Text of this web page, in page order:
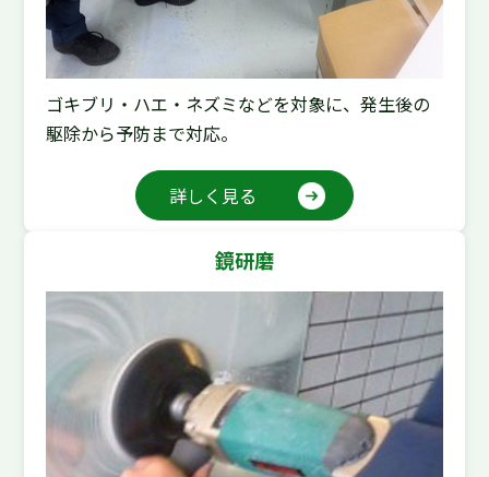
ゴキブリ・ハエ・ネズミなどを対象に、発生後の
駆除から予防まで対応。
詳しく見る
鏡研磨